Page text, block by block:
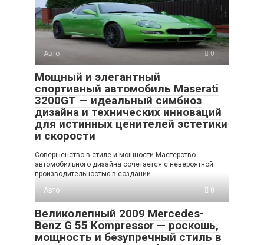
Авто 0
Мощный и элегантный
спортивный автомобиль Maserati
3200GT — идеальный симбиоз
дизайна и технических инноваций
для истинных ценителей эстетики
и скорости
Совершенство в стиле и мощности Мастерство
автомобильного дизайна сочетается с невероятной
производительностью в создании
Авто
0
Великолепный 2009 Mercedes-
Benz G 55 Kompressor — роскошь,
мощность и безупречный стиль в